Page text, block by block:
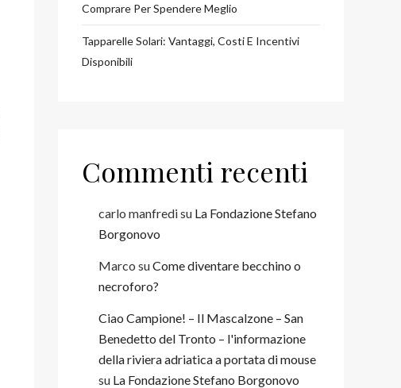
Comprare Per Spendere Meglio
Tapparelle Solari: Vantaggi, Costi E Incentivi
Disponibili
Commenti recenti
carlo manfredisu La Fondazione Stefano
Borgonovo
Marco suCome diventare becchino o
necroforo?
Ciao Campione! – Il Mascalzone – San
Benedetto del Tronto – l'informazione
della riviera adriatica a portata di mouse
su La Fondazione Stefano Borgonovo